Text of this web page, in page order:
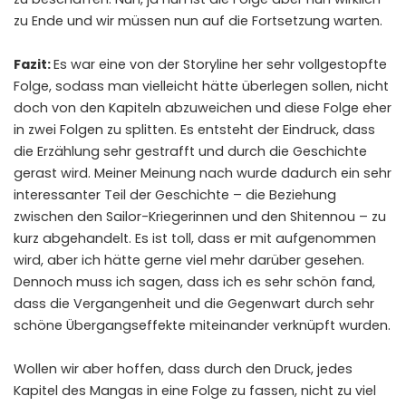
zu Ende und wir müssen nun auf die Fortsetzung warten.
Fazit:Es war eine von der Storyline her sehr vollgestopfte
Folge, sodass man vielleicht hätte überlegen sollen, nicht
doch von den Kapiteln abzuweichen und diese Folge eher
in zwei Folgen zu splitten. Es entsteht der Eindruck, dass
die Erzählung sehr gestrafft und durch die Geschichte
gerast wird. Meiner Meinung nach wurde dadurch ein sehr
interessanter Teil der Geschichte – die Beziehung
zwischen den Sailor-Kriegerinnen und den Shitennou – zu
kurz abgehandelt. Es ist toll, dass er mit aufgenommen
wird, aber ich hätte gerne viel mehr darüber gesehen.
Dennoch muss ich sagen, dass ich es sehr schön fand,
dass die Vergangenheit und die Gegenwart durch sehr
schöne Übergangseffekte miteinander verknüpft wurden.
Wollen wir aber hoffen, dass durch den Druck, jedes
Kapitel des Mangas in eine Folge zu fassen, nicht zu viel